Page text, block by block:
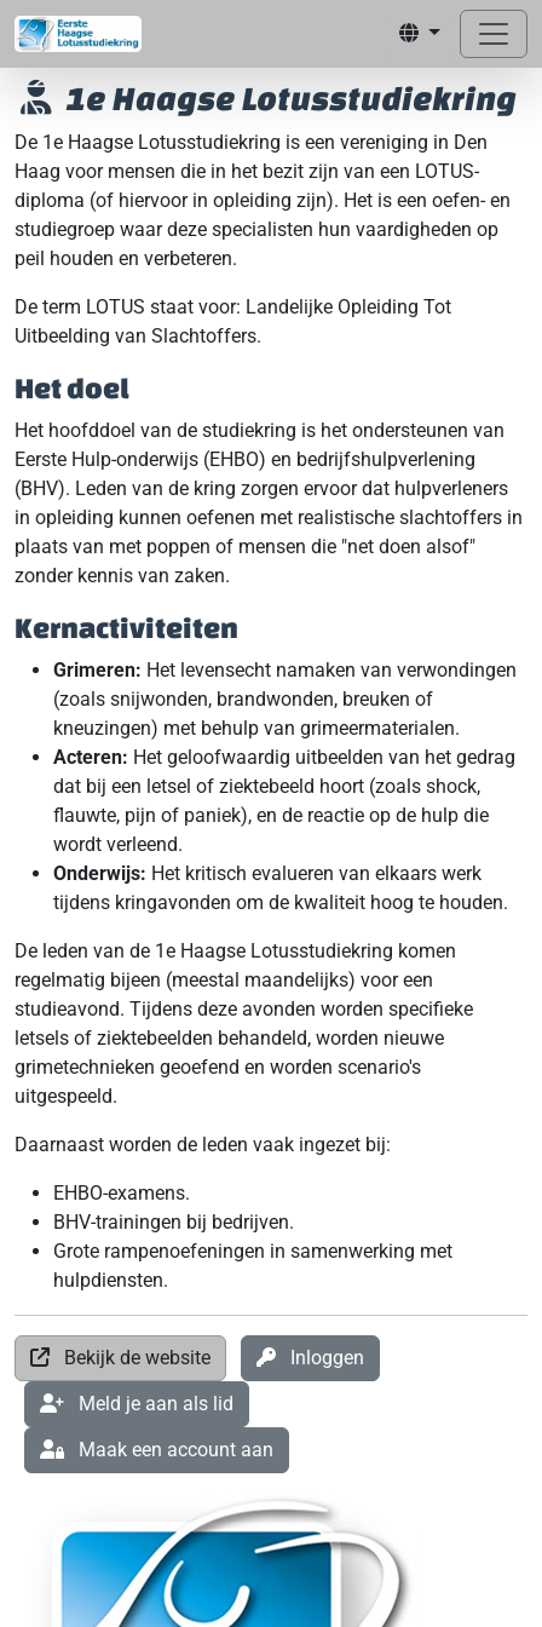
1e Haagse Lotusstudiekring
De 1e Haagse Lotusstudiekring is een vereniging in Den
Haag voor mensen die in het bezit zijn van een LOTUS-
diploma (of hiervoor in opleiding zijn). Het is een oefen- en
studiegroep waar deze specialisten hun vaardigheden op
peil houden en verbeteren.
De term LOTUS staat voor: Landelijke Opleiding Tot
Uitbeelding van Slachtoffers.
Het doel
Het hoofddoel van de studiekring is het ondersteunen van
Eerste Hulp-onderwijs (EHBO) en bedrijfshulpverlening
(BHV). Leden van de kring zorgen ervoor dat hulpverleners
in opleiding kunnen oefenen met realistische slachtoffers in
plaats van met poppen of mensen die "net doen alsof"
zonder kennis van zaken.
Kernactiviteiten
Grimeren: Het levensecht namaken van verwondingen
(zoals snijwonden, brandwonden, breuken of
kneuzingen) met behulp van grimeermaterialen.
Acteren: Het geloofwaardig uitbeelden van het gedrag
dat bij een letsel of ziektebeeld hoort (zoals shock,
flauwte, pijn of paniek), en de reactie op de hulp die
wordt verleend.
Onderwijs: Het kritisch evalueren van elkaars werk
tijdens kringavonden om de kwaliteit hoog te houden.
De leden van de 1e Haagse Lotusstudiekring komen
regelmatig bijeen (meestal maandelijks) voor een
studieavond. Tijdens deze avonden worden specifieke
letsels of ziektebeelden behandeld, worden nieuwe
grimetechnieken geoefend en worden scenario's
uitgespeeld.
Daarnaast worden de leden vaak ingezet bij:
EHBO-examens.
BHV-trainingen bij bedrijven.
Grote rampenoefeningen in samenwerking met
hulpdiensten.
Bekijk de website
Inloggen
Meld je aan als lid
Maak een account aan